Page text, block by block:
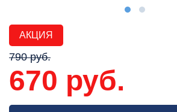
АКЦИЯ
790 руб.
670 руб.